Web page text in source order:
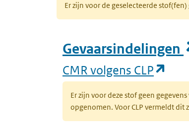
Er zijn voor de geselecteerde
Gevaarsindelingen
CMR volgens CLP
Er zijn voor deze stof geen
opgenomen. Voor CLP vermeldt dit